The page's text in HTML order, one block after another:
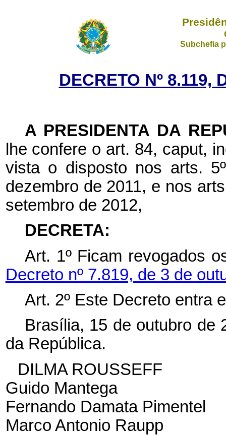
Subchefia
DECRETO Nº 8.119,
A PRESIDENTA DA
lhe confere o art. 84, caput,
vista o disposto nos arts.
dezembro de 2011, e nos
setembro de 2012,
DECRETA:
Art. 1º Ficam revogados
Decreto nº 7.819, de 3 de
Art. 2º Este Decreto entra
Brasília, 15 de outubro de
da República.
DILMA ROUSSEFF
Guido Mantega
Fernando Damata Pimentel
Marco Antonio Raupp